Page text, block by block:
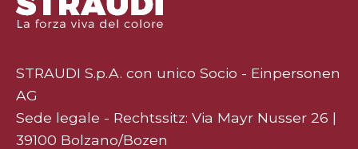
STRAUDI S.p.A. con unico Socio - Einpersonen
AG
Sede legale - Rechtssitz: Via Mayr Nusser 26 |
39100 Bolzano/Bozen